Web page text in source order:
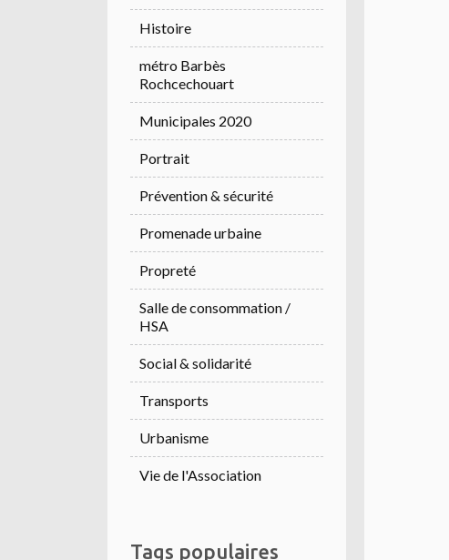
Histoire
métro Barbès
Rochcechouart
Municipales 2020
Portrait
Prévention & sécurité
Promenade urbaine
Propreté
Salle de consommation /
HSA
Social & solidarité
Transports
Urbanisme
Vie de l'Association
Tags populaires